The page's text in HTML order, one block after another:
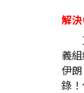
解
義
伊
錄